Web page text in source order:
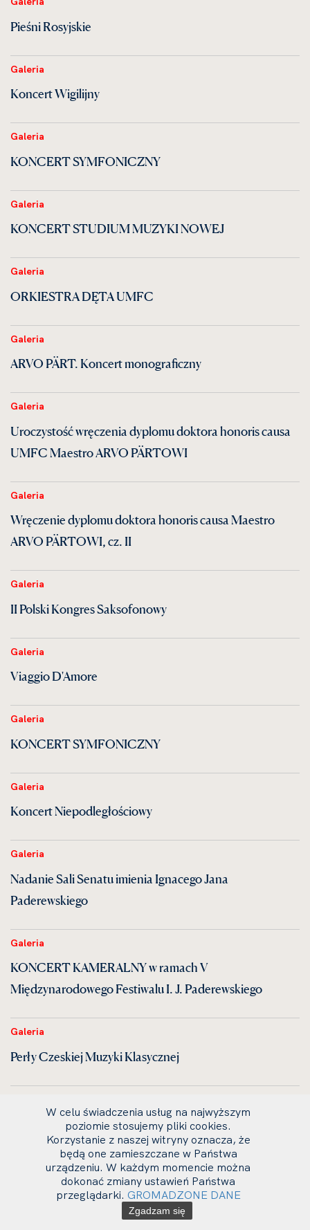
Pieśni Rosyjskie
Galeria
Koncert Wigilijny
Galeria
KONCERT SYMFONICZNY
Galeria
KONCERT STUDIUM MUZYKI NOWEJ
Galeria
ORKIESTRA DĘTA UMFC
Galeria
ARVO PÄRT. Koncert monograficzny
Galeria
Uroczystość wręczenia dyplomu doktora honoris causa
UMFC Maestro ARVO PÄRTOWI
Galeria
Wręczenie dyplomu doktora honoris causa Maestro
ARVO PÄRTOWI, cz. II
Galeria
II Polski Kongres Saksofonowy
Galeria
Viaggio D'Amore
Galeria
KONCERT SYMFONICZNY
Galeria
Koncert Niepodległościowy
Galeria
Nadanie Sali Senatu imienia Ignacego Jana
Paderewskiego
Galeria
KONCERT KAMERALNY w ramach V
Międzynarodowego Festiwalu I. J. Paderewskiego
Galeria
Perły Czeskiej Muzyki Klasycznej
KONCERT SYMFONICZNY
Uroczystość dyplomatorium
W celu świadczenia usług na najwyższym
poziomie stosujemy pliki cookies.
Korzystanie z naszej witryny oznacza, że
będą one zamieszczane w Państwa
urządzeniu. W każdym momencie można
dokonać zmiany ustawień Państwa
przeglądarki. GROMADZONE DANE
Zgadzam się